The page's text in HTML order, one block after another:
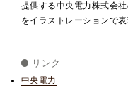
提供する中央電力株式会
をイラストレーションで表
リンク
中央電力